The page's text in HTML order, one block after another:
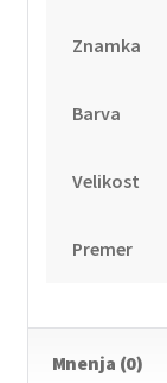
Znamka
Barva
Velikost
Premer
Mnenja (0)